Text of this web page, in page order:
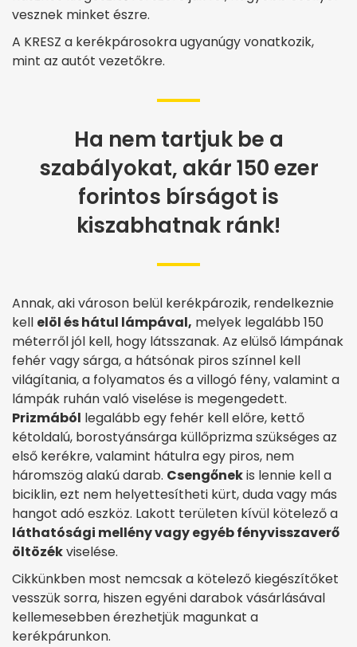
vesznek minket észre.
A KRESZ a kerékpárosokra ugyanúgy vonatkozik,
mint az autót vezetőkre.
Ha nem tartjuk be a
szabályokat, akár 150 ezer
forintos bírságot is
kiszabhatnak ránk!
Annak, aki városon belül kerékpározik, rendelkeznie
kell elöl és hátul lámpával, melyek legalább 150
méterről jól kell, hogy látsszanak. Az elülső lámpának
fehér vagy sárga, a hátsónak piros színnel kell
világítania, a folyamatos és a villogó fény, valamint a
lámpák ruhán való viselése is megengedett.
Prizmából legalább egy fehér kell előre, kettő
kétoldalú, borostyánsárga küllőprizma szükséges az
első kerékre, valamint hátulra egy piros, nem
háromszög alakú darab. Csengőnekis lennie kell a
biciklin, ezt nem helyettesítheti kürt, duda vagy más
hangot adó eszköz. Lakott területen kívül kötelező a
láthatósági mellény vagy egyéb fényvisszaverő
öltözékviselése.
Cikkünkben most nemcsak a kötelező kiegészítőket
vesszük sorra, hiszen egyéni darabok vásárlásával
kellemesebben érezhetjük magunkat a
kerékpárunkon.